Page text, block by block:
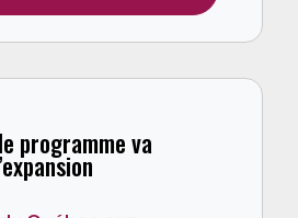
programme va